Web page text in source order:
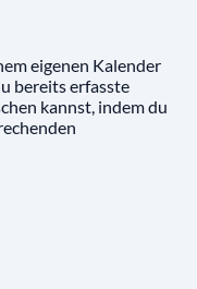
eigenen Kalender
bereits erfasste
kannst, indem du